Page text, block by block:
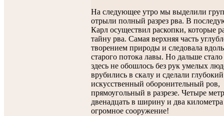
На следующее утро мы выделили
отрыли полный разрез рва. В
Карл осуществил раскопки, которые
тайну рва. Самая верхняя часть
творением природы и следовала
старого потока лавы. Но дальше
здесь не обошлось без рук умелых
врубились в скалу и сделали глубокий
искусственный оборонительный ров,
прямоугольный в разрезе. Четыре
двенадцать в ширину и два
огромное сооружение!